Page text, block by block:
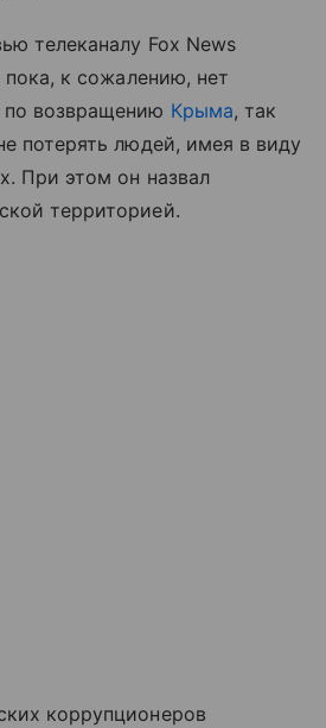
телеканалу Fox News
пока, к сожалению, нет
по возвращению Крыма, так
потерять людей, имея в виду
При этом он назвал
территорией.
коррупционеров